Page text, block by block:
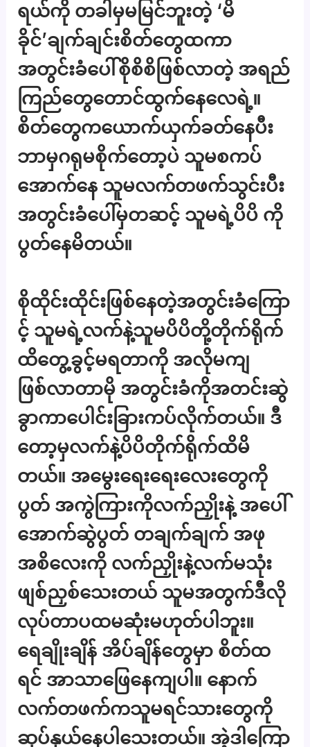
ရယ်ကို တခါမှမမြင်ဘူးတဲ့ ‘မိ
ခိုင်’ချက်ချင်းစိတ်တွေထကာ
အတွင်းခံပေါ်စိုစိစိဖြစ်လာတဲ့ အရည်
ကြည်တွေတောင်ထွက်နေလေရဲ့။
စိတ်တွေကယောက်ယှက်ခတ်နေပီး
ဘာမှဂရုမစိုက်တော့ပဲ သူမစကပ်
အောက်နေ သူမလက်တဖက်သွင်းပီး
အတွင်းခံပေါ်မှတဆင့် သူမရဲ့ပိပိ ကို
ပွတ်နေမိတယ်။
စိုထိုင်းထိုင်းဖြစ်နေတဲ့အတွင်းခံကြော
င့် သူမရဲ့လက်နဲ့သူမပိပိတို့တိုက်ရိုက်
ထိတွေ့ခွင့်မရတာကို အလိုမကျ
ဖြစ်လာတာမို အတွင်းခံကိုအတင်းဆွဲ
ခွာကာပေါင်းခြားကပ်လိုက်တယ်။ ဒီ
တော့မှလက်နဲ့ပိပိတိုက်ရိုက်ထိမိ
တယ်။ အမွေးရေးရေးလေးတွေကို
ပွတ် အကွဲကြားကိုလက်ညှိုးနဲ့ အပေါ်
အောက်ဆွဲပွတ် တချက်ချက် အဖု
အစိလေးကို လက်ညှိုးနဲ့လက်မသုံး
ဖျစ်ညှစ်သေးတယ် သူမအတွက်ဒီလို
လုပ်တာပထမဆုံးမဟုတ်ပါဘူး။
ရေချိုးချိန် အိပ်ချိန်တွေမှာ စိတ်ထ
ရင် အာသာဖြေနေကျပါ။ နောက်
လက်တဖက်ကသူမရင်သားတွေကို
ဆုပ်နှယ်နေပါသေးတယ်။ အဲ့ဒါကြော